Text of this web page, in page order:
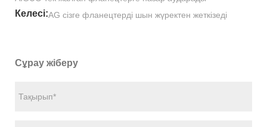
Келесі:AG сізге фланецтерді шын жүректен жеткізеді
Сұрау жіберу